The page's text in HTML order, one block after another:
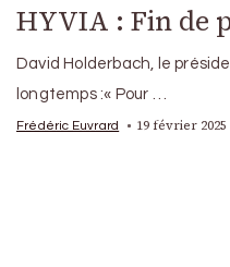
HYVIA : Fin de
David Holderbach, le
longtemps :« Pour …
Frédéric Euvrard 19 février 2025